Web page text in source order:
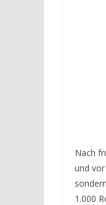
Nach
und
1.000